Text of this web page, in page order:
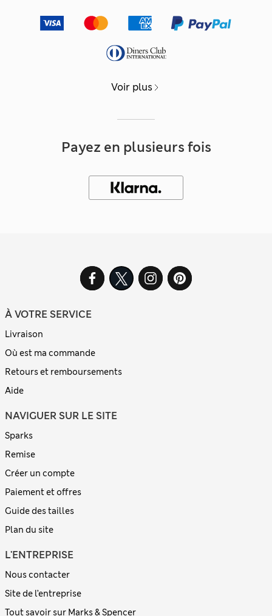
Voir plus
Payez en plusieurs fois
À VOTRE SERVICE
Livraison
Où est ma commande
Retours et remboursements
Aide
NAVIGUER SUR LE SITE
Sparks
Remise
Créer un compte
Paiement et offres
Guide des tailles
Plan du site
L'ENTREPRISE
Nous contacter
Site de l’entreprise
Tout savoir sur Marks & Spencer